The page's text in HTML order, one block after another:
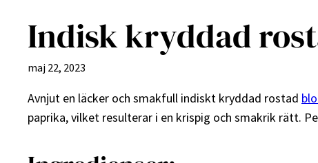
Indisk kryddad
maj 22, 2023
Avnjut en läcker och smakfull indiskt kryddad rostad
paprika, vilket resulterar i en krispig och smakrik rätt.